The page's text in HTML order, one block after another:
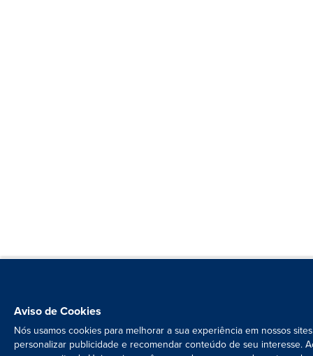
Aviso de Cookies
Nós usamos cookies para melhorar a sua experiência em nossos
personalizar publicidade e recomendar conteúdo de seu interesse.